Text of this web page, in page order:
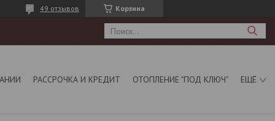
Корзина
49 отзывов
РАССРОЧКА И КРЕДИТ ОТОПЛЕНИЕ "ПОД КЛЮЧ" ЕЩЁ